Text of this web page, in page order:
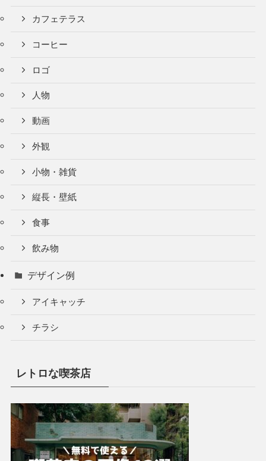
カフェテラス
コーヒー
ロゴ
人物
動画
外観
小物・雑貨
縦長・壁紙
食事
飲み物
デザイン例
アイキャッチ
チラシ
レトロな喫茶店